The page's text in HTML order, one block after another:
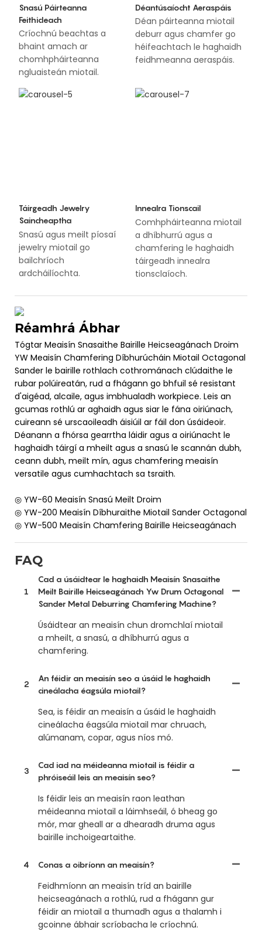
Snasú Páirteanna
Feithicleach
Críochnú beachtas a
bhaint amach ar
chomhpháirteanna
ngluaisteán miotail.
Déantúsaíocht Aeraspáis
Déan páirteanna miotail
deburr agus chamfer go
héifeachtach le haghaidh
feidhmeanna aeraspáis.
Táirgeadh Jewelry
Saincheaptha
Snasú agus meilt píosaí
jewelry miotail go
bailchríoch
ardcháilíochta.
Innealra Tionscail
Comhpháirteanna miotail
a dhíbhurrú agus a
chamfering le haghaidh
táirgeadh innealra
tionsclaíoch.
Réamhrá Ábhar
Tógtar Meaisín Snasaithe Bairille Heicseagánach Droim
YW Meaisín Chamfering Díbhurúcháin Miotail Octagonal
Sander le bairille rothlach cothrománach clúdaithe le
rubar polúireatán, rud a fhágann go bhfuil sé resistant
d'aigéad, alcaile, agus imbhualadh workpiece. Leis an
gcumas rothlú ar aghaidh agus siar le fána oiriúnach,
cuireann sé urscaoileadh áisiúil ar fáil don úsáideoir.
Déanann a fhórsa gearrtha láidir agus a oiriúnacht le
haghaidh táirgí a mheilt agus a snasú le scannán dubh,
ceann dubh, meilt mín, agus chamfering meaisín
versatile agus cumhachtach sa tsraith.
◎ YW-60 Meaisín Snasú Meilt Droim
◎ YW-200 Meaisín Díbhuraithe Miotail Sander Octagonal
◎ YW-500 Meaisín Chamfering Bairille Heicseagánach
FAQ
1
Cad a úsáidtear le haghaidh Meaisín Snasaithe
Meilt Bairille Heicseagánach Yw Drum Octagonal
Sander Metal Deburring Chamfering Machine?
Úsáidtear an meaisín chun dromchlaí miotail
a mheilt, a snasú, a dhíbhurrú agus a
chamfering.
2
An féidir an meaisín seo a úsáid le haghaidh
cineálacha éagsúla miotail?
Sea, is féidir an meaisín a úsáid le haghaidh
cineálacha éagsúla miotail mar chruach,
alúmanam, copar, agus níos mó.
3
Cad iad na méideanna miotail is féidir a
phróiseáil leis an meaisín seo?
Is féidir leis an meaisín raon leathan
méideanna miotail a láimhseáil, ó bheag go
mór, mar gheall ar a dhearadh druma agus
bairille inchoigeartaithe.
4 Conas a oibríonn an meaisín?
Feidhmíonn an meaisín tríd an bairille
heicseagánach a rothlú, rud a fhágann gur
féidir an miotail a thumadh agus a thalamh i
gcoinne ábhair scríobacha le críochnú.